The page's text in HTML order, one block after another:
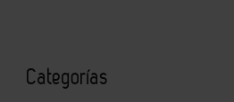
Categorías